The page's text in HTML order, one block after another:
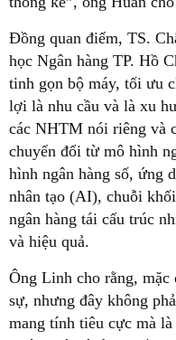
Đồng quan điểm, TS.
học Ngân hàng TP. Hồ
tinh gọn bộ máy, tối ưu
lợi là nhu cầu và là xu
các NHTM nói riêng và
chuyển đổi từ mô hình
hình ngân hàng số, ứng
nhân tạo (AI), chuỗi
ngân hàng tái cấu trúc
và hiệu quả.
Ông Linh cho rằng,
sự, nhưng đây không
mang tính tiêu cực mà